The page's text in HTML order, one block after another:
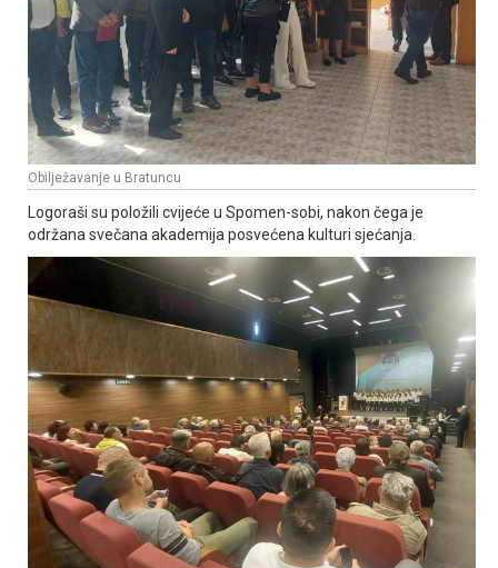
Obilježavanje u Bratuncu
Logoraši su položili cvijeće u Spomen-sobi, nakon čega je
održana svečana akademija posvećena kulturi sjećanja.